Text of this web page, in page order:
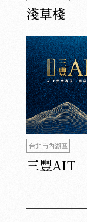
淺草棧
台北市內湖區
三豐AIT